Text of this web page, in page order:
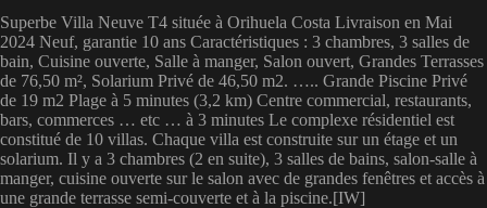
Superbe Villa Neuve T4 située à Orihuela Costa Livraison en Mai
2024 Neuf, garantie 10 ans Caractéristiques : 3 chambres, 3 salles de
bain, Cuisine ouverte, Salle à manger, Salon ouvert, Grandes Terrasses
de 76,50 m², Solarium Privé de 46,50 m2. ….. Grande Piscine Privé
de 19 m2 Plage à 5 minutes (3,2 km) Centre commercial, restaurants,
bars, commerces … etc … à 3 ​​minutes Le complexe résidentiel est
constitué de 10 villas. Chaque villa est construite sur un étage et un
solarium. Il y a 3 chambres (2 en suite), 3 salles de bains, salon-salle à
manger, cuisine ouverte sur le salon avec de grandes fenêtres et accès à
une grande terrasse semi-couverte et à la piscine.[IW]